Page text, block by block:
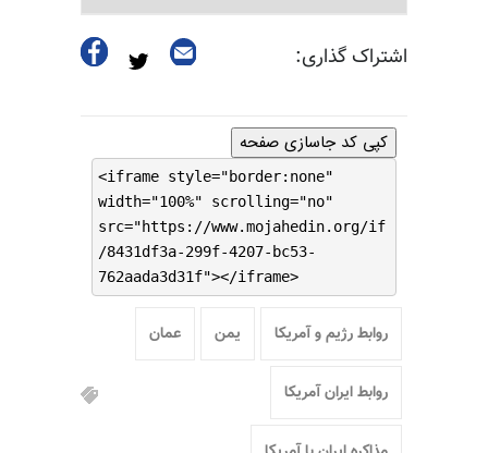
اشتراک گذاری:
کپی کد جاسازی صفحه
<iframe style="border:none"
width="100%" scrolling="no"
src="https://www.mojahedin.org/if
/8431df3a-299f-4207-bc53-
762aada3d31f"></iframe>
روابط رژیم و آمریکا یمن عمان
روابط ایران آمریکا